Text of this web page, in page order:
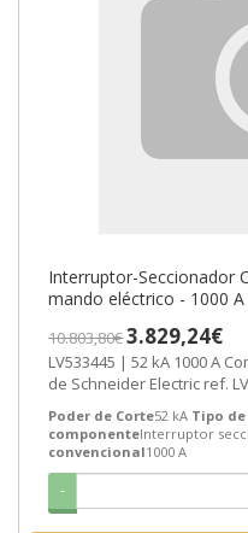
Interruptor-Seccionador
mando eléctrico - 1000
10.803,80€3.829,24€
LV533445 | 52 kA 1000 A Compact NS Interruptor seccionador
de Schneider Electric ref.
Poder de Corte52 kA Tipo
componenteInterruptor
convencional1000 A
-